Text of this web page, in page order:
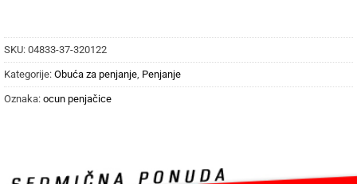
SKU: 04833-37-320122
Kategorije: Obuća za penjanje Penjanje
Oznaka: ocun penjačice